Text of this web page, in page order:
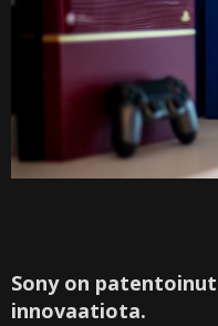
Sony on
innovaatiota.